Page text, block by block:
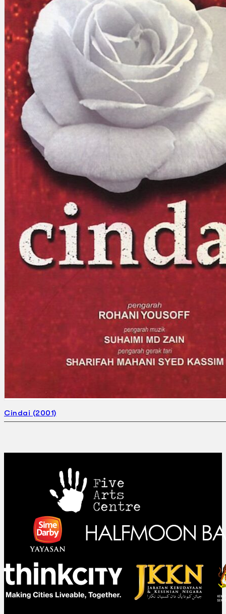
Cindai (2001)